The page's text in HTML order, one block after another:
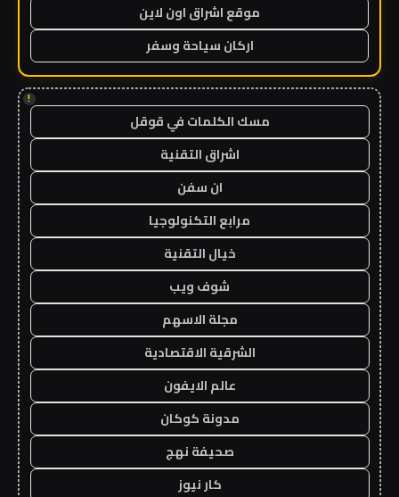
موقع اشراق اون لاين
اركان سياحة وسفر
!
مسك الكلمات في قوقل
اشراق التقنية
ان سفن
مرابع التكنولوجيا
خيال التقنية
شوف ويب
مجلة الاسهم
الشرقية الاقتصادية
عالم الايفون
مدونة كوكان
صحيفة نهج
كار نيوز